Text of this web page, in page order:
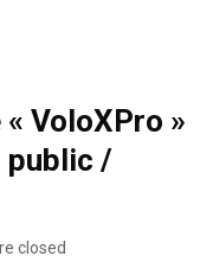
VoloXPro »
public /
closed